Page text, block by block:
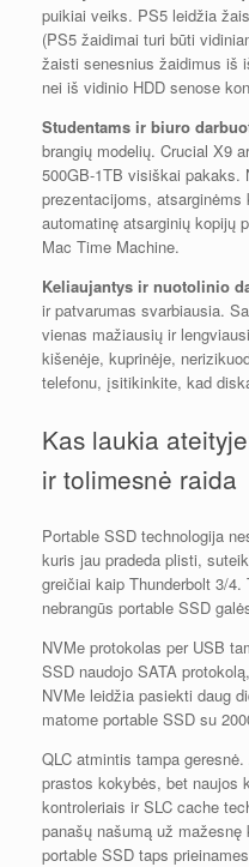
puikiai veiks. PS5 leidžia
(PS5 žaidimai turi būti
žaisti senesnius žaidimus iš
nei iš vidinio HDD senose
Studentams ir biuro
brangių modelių. Crucial X9
500GB-1TB visiškai pakaks.
prezentacijoms,
automatinę atsarginių kopijų
Mac Time Machine.
Keliaujantys ir nuotolinio
ir patvarumas svarbiausia.
vienas mažiausių ir
kišenėje, kuprinėje,
telefonu, įsitikinkite, kad
Kas laukia
ir tolimesnė raida
Portable SSD technologija
kuris jau pradeda plisti,
greičiai kaip Thunderbolt 3/
nebrangūs portable SSD
NVMe protokolas per USB
SSD naudojo SATA
NVMe leidžia pasiekti daug
matome portable SSD su
QLC atmintis tampa
prastos kokybės, bet naujos
kontroleriais ir SLC cache
panašų našumą už
portable SSD taps